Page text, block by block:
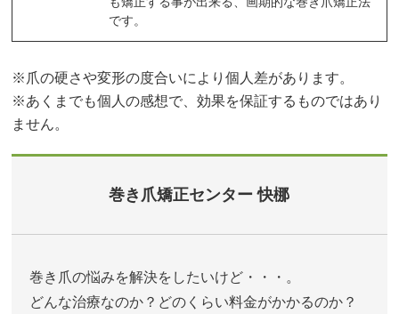
です。
※爪の硬さや変形の度合いにより個人差があります。
※あくまでも個人の感想で、効果を保証するものではあり
ません。
巻き爪矯正センター 快梛
巻き爪の悩みを解決をしたいけど・・・。
どんな治療なのか？どのくらい料金がかかるのか？